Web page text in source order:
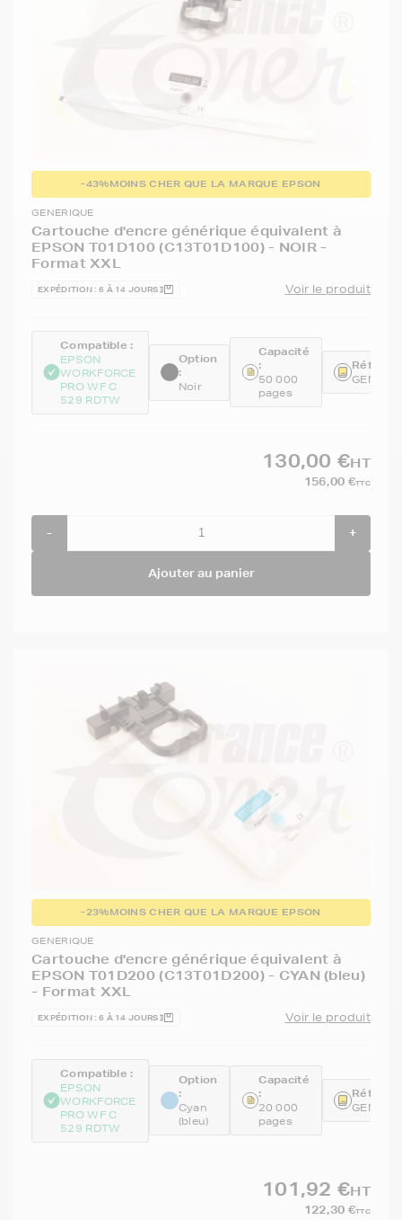
-43%MOINS CHER QUE LA MARQUE EPSON
GENERIQUE
Cartouche d'encre générique équivalent à
EPSON T01D100 (C13T01D100) - NOIR -
Format XXL
EXPÉDITION : 6 À 14 JOURS Voir le produit
Compatible :
EPSON
WORKFORCE
PRO WF C
529 RDTW
Option
:
Noir
Capacité
:
50 000
pages
130,00 €HT
156,00 €TTC
- +
Ajouter au panier
-23%MOINS CHER QUE LA MARQUE EPSON
GENERIQUE
Cartouche d'encre générique équivalent à
EPSON T01D200 (C13T01D200) - CYAN (bleu)
- Format XXL
EXPÉDITION : 6 À 14 JOURS Voir le produit
Compatible :
EPSON
WORKFORCE
PRO WF C
529 RDTW
Option
:
Cyan
(bleu)
Capacité
:
20 000
pages
101,92 €HT
122,30 €TTC